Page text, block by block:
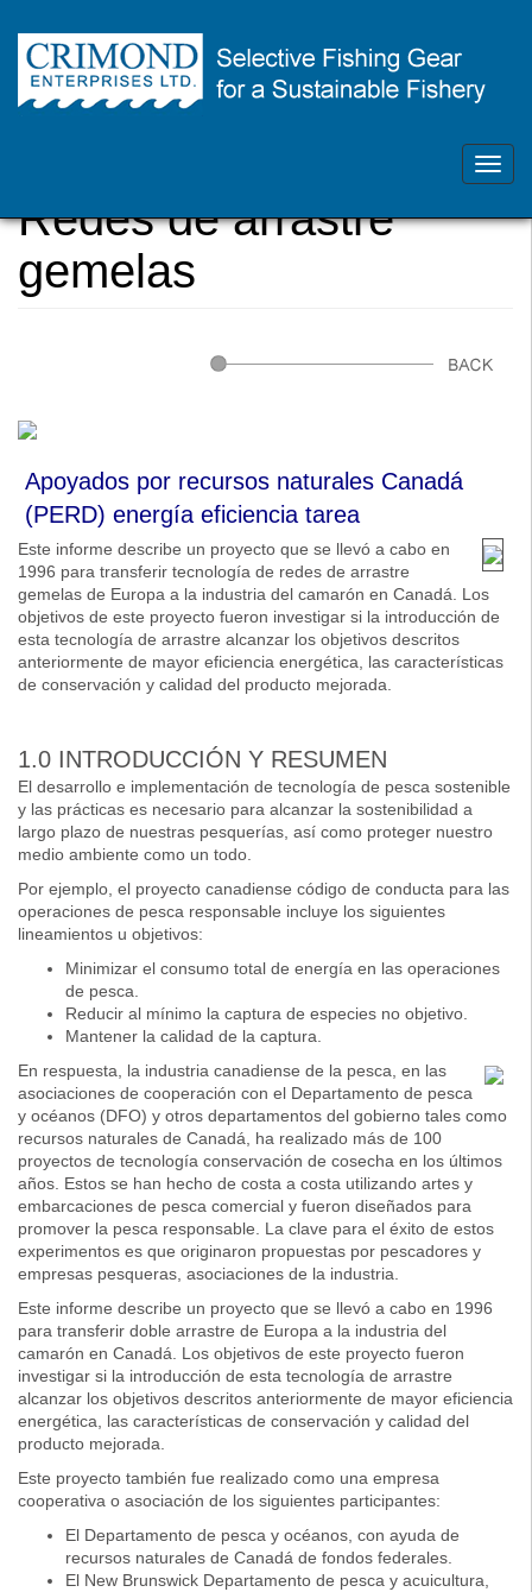
Skip
Contacte con nosotros - 902-468-1355
aquí
Redes de arrastre
gemelas
Apoyados por recursos naturales Canadá
(PERD) energía eficiencia tarea
Este informe describe un proyecto que se llevó a cabo en
1996 para transferir tecnología de redes de arrastre
gemelas de Europa a la industria del camarón en Canadá. Los
objetivos de este proyecto fueron investigar si la introducción de
esta tecnología de arrastre alcanzar los objetivos descritos
anteriormente de mayor eficiencia energética, las características
de conservación y calidad del producto mejorada.
1.0 INTRODUCCIÓN Y RESUMEN
El desarrollo e implementación de tecnología de pesca sostenible
y las prácticas es necesario para alcanzar la sostenibilidad a
largo plazo de nuestras pesquerías, así como proteger nuestro
medio ambiente como un todo.
Por ejemplo, el proyecto canadiense código de conducta para las
operaciones de pesca responsable incluye los siguientes
lineamientos u objetivos:
Minimizar el consumo total de energía en las operaciones
de pesca.
Reducir al mínimo la captura de especies no objetivo.
Mantener la calidad de la captura.
En respuesta, la industria canadiense de la pesca, en las
asociaciones de cooperación con el Departamento de pesca
y océanos (DFO) y otros departamentos del gobierno tales como
recursos naturales de Canadá, ha realizado más de 100
proyectos de tecnología conservación de cosecha en los últimos
años. Estos se han hecho de costa a costa utilizando artes y
embarcaciones de pesca comercial y fueron diseñados para
promover la pesca responsable. La clave para el éxito de estos
experimentos es que originaron propuestas por pescadores y
empresas pesqueras, asociaciones de la industria.
Este informe describe un proyecto que se llevó a cabo en 1996
para transferir doble arrastre de Europa a la industria del
camarón en Canadá. Los objetivos de este proyecto fueron
investigar si la introducción de esta tecnología de arrastre
alcanzar los objetivos descritos anteriormente de mayor eficiencia
energética, las características de conservación y calidad del
producto mejorada.
Este proyecto también fue realizado como una empresa
cooperativa o asociación de los siguientes participantes:
El Departamento de pesca y océanos, con ayuda de
recursos naturales de Canadá de fondos federales.
El New Brunswick Departamento de pesca y acuicultura,